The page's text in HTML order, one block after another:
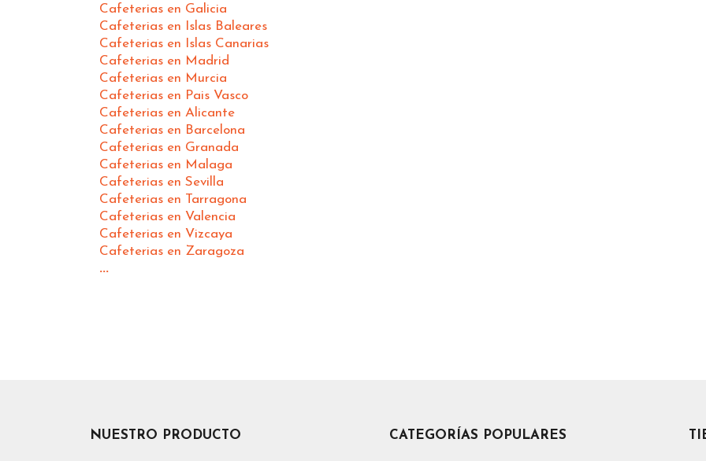
Cafeterias en Galicia
Cafeterias en Islas Baleares
Cafeterias en Islas Canarias
Cafeterias en Madrid
Cafeterias en Murcia
Cafeterias en Pais Vasco
Cafeterias en Alicante
Cafeterias en Barcelona
Cafeterias en Granada
Cafeterias en Malaga
Cafeterias en Sevilla
Cafeterias en Tarragona
Cafeterias en Valencia
Cafeterias en Vizcaya
Cafeterias en Zaragoza
...
NUESTRO PRODUCTO CATEGORÍAS POPULARES